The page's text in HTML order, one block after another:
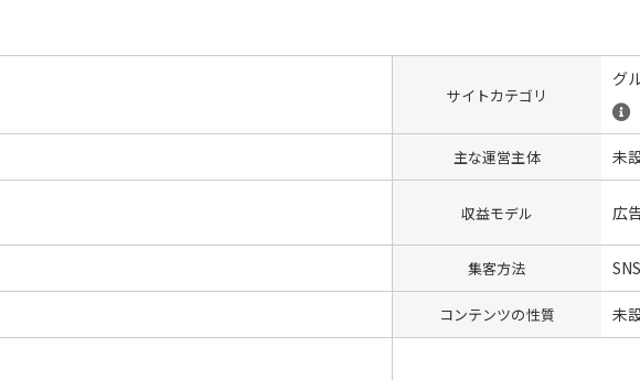
サイトカテゴリ
グ
主な運営主体 未
収益モデル 広
集客方法 SNS
コンテンツの性質 未